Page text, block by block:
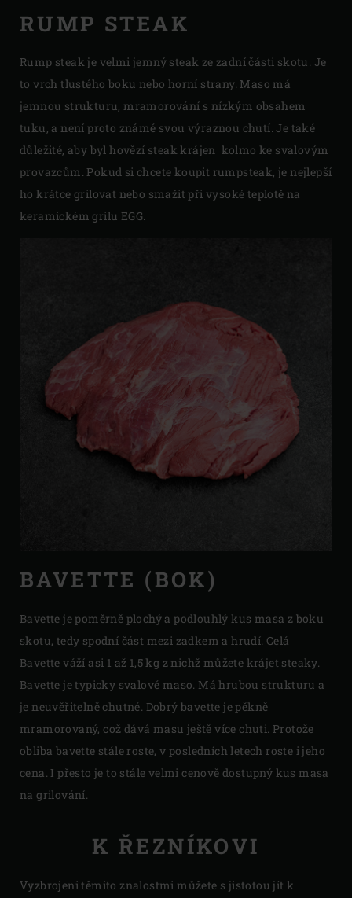
RUMP STEAK
Rump steak je velmi jemný steak ze zadní části skotu. Je
to vrch tlustého boku nebo horní strany. Maso má
jemnou strukturu, mramorování s nízkým obsahem
tuku, a není proto známé svou výraznou chutí. Je také
důležité, aby byl hovězí steak krájen kolmo ke svalovým
provazcům. Pokud si chcete koupit rumpsteak, je nejlepší
ho krátce grilovat nebo smažit při vysoké teplotě na
keramickém grilu EGG.
BAVETTE (BOK)
Bavette je poměrně plochý a podlouhlý kus masa z boku
skotu, tedy spodní část mezi zadkem a hrudí. Celá
Bavette váží asi 1 až 1,5 kg z nichž můžete krájet steaky.
Bavette je typicky svalové maso. Má hrubou strukturu a
je neuvěřitelně chutné. Dobrý bavette je pěkně
mramorovaný, což dává masu ještě více chuti. Protože
obliba bavette stále roste, v posledních letech roste i jeho
cena. I přesto je to stále velmi cenově dostupný kus masa
na grilování.
K ŘEZNÍKOVI
Vyzbrojeni těmito znalostmi můžete s jistotou jít k